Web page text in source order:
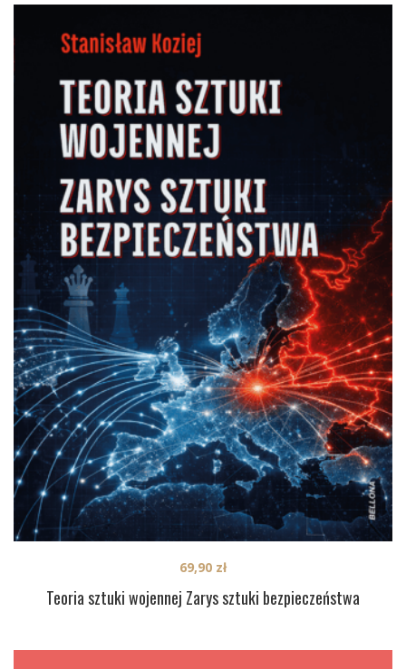
Teoria sztuki wojennej Zarys sztuki bezpieczeństwa
69,90 zł